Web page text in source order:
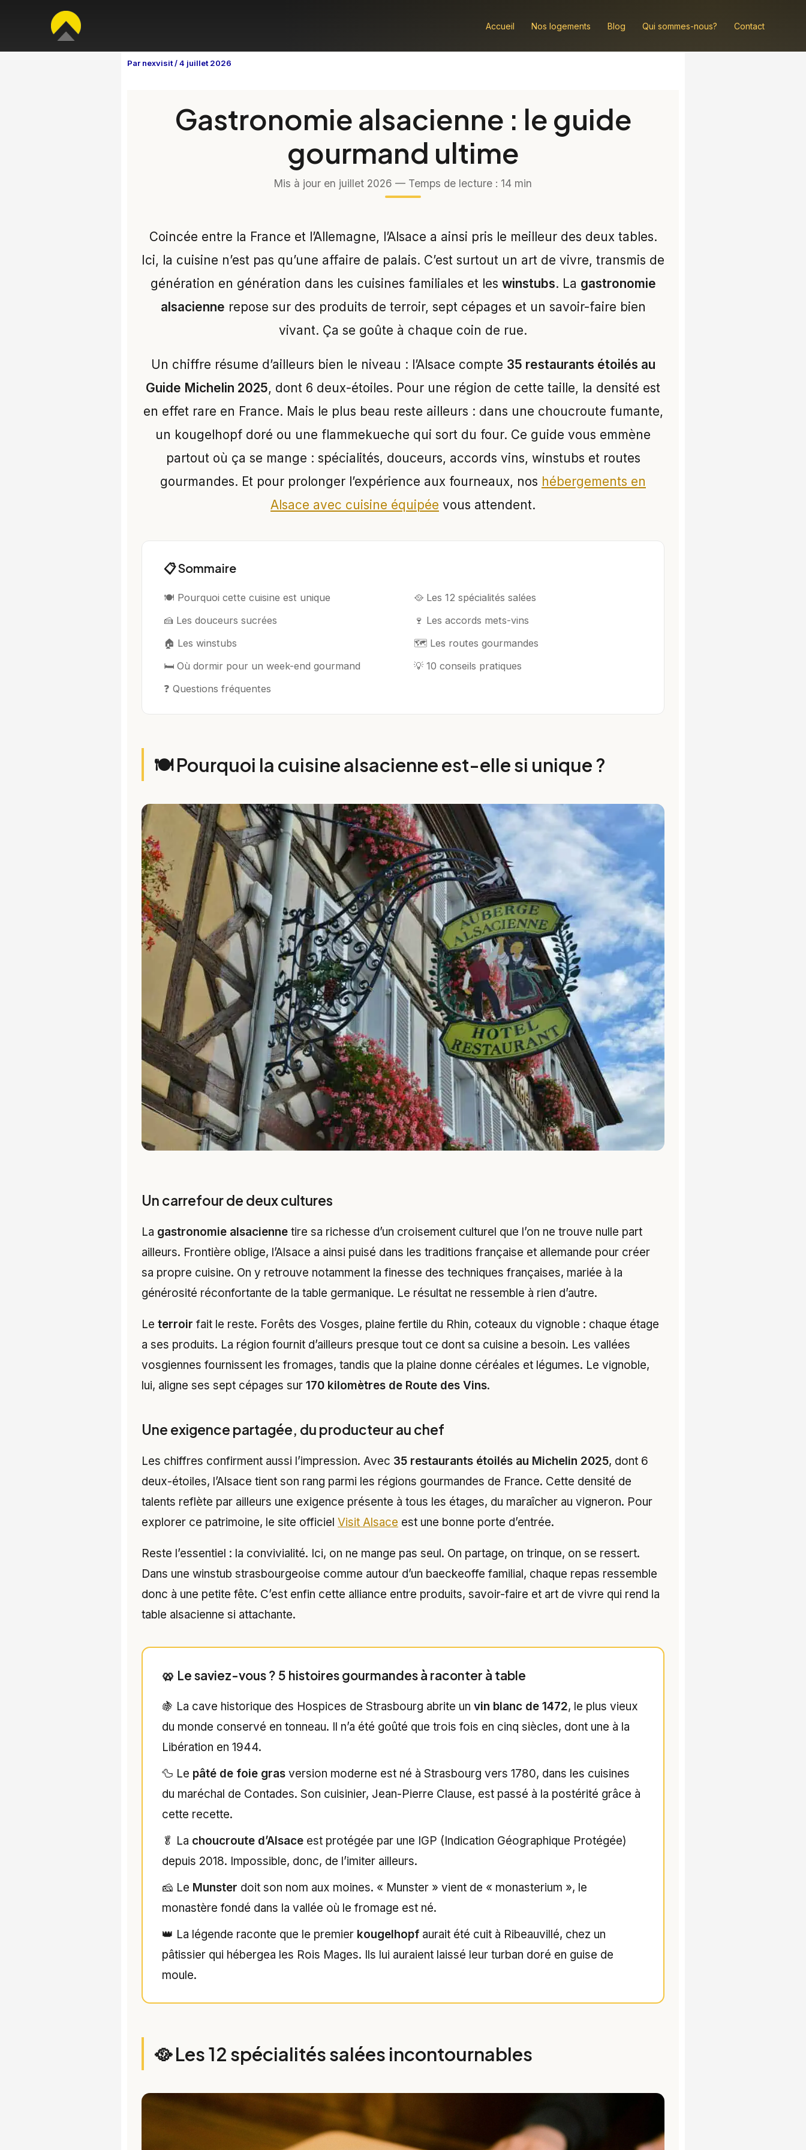
Accueil Nos logements Blog Qui sommes-nous? Contact
Par nexvisit/4 juillet 2026
Gastronomie alsacienne : le guide
gourmand ultime
Mis à jour en juillet 2026 — Temps de lecture : 14 min
Coincée entre la France et l’Allemagne, l’Alsace a ainsi pris le meilleur des deux tables.
Ici, la cuisine n’est pas qu’une affaire de palais. C’est surtout un art de vivre, transmis de
génération en génération dans les cuisines familiales et les winstubs. La gastronomie
alsacienne repose sur des produits de terroir, sept cépages et un savoir-faire bien
vivant. Ça se goûte à chaque coin de rue.
Un chiffre résume d’ailleurs bien le niveau : l’Alsace compte 35 restaurants étoilés au
Guide Michelin 2025, dont 6 deux-étoiles. Pour une région de cette taille, la densité est
en effet rare en France. Mais le plus beau reste ailleurs : dans une choucroute fumante,
un kougelhopf doré ou une flammekueche qui sort du four. Ce guide vous emmène
partout où ça se mange : spécialités, douceurs, accords vins, winstubs et routes
gourmandes. Et pour prolonger l’expérience aux fourneaux, nos hébergements en
Alsace avec cuisine équipée vous attendent.
📋 Sommaire
🍽️ Pourquoi cette cuisine est unique
🥘 Les 12 spécialités salées
🍰 Les douceurs sucrées
🍷 Les accords mets-vins
🏠 Les winstubs
🗺️ Les routes gourmandes
🛏️ Où dormir pour un week-end gourmand
💡 10 conseils pratiques
❓ Questions fréquentes
🍽️ Pourquoi la cuisine alsacienne est-elle si unique ?
Un carrefour de deux cultures
La gastronomie alsacienne tire sa richesse d’un croisement culturel que l’on ne trouve nulle part
ailleurs. Frontière oblige, l’Alsace a ainsi puisé dans les traditions française et allemande pour créer
sa propre cuisine. On y retrouve notamment la finesse des techniques françaises, mariée à la
générosité réconfortante de la table germanique. Le résultat ne ressemble à rien d’autre.
Le terroir fait le reste. Forêts des Vosges, plaine fertile du Rhin, coteaux du vignoble : chaque étage
a ses produits. La région fournit d’ailleurs presque tout ce dont sa cuisine a besoin. Les vallées
vosgiennes fournissent les fromages, tandis que la plaine donne céréales et légumes. Le vignoble,
lui, aligne ses sept cépages sur 170 kilomètres de Route des Vins.
Une exigence partagée, du producteur au chef
Les chiffres confirment aussi l’impression. Avec 35 restaurants étoilés au Michelin 2025, dont 6
deux-étoiles, l’Alsace tient son rang parmi les régions gourmandes de France. Cette densité de
talents reflète par ailleurs une exigence présente à tous les étages, du maraîcher au vigneron. Pour
explorer ce patrimoine, le site officiel Visit Alsace est une bonne porte d’entrée.
Reste l’essentiel : la convivialité. Ici, on ne mange pas seul. On partage, on trinque, on se ressert.
Dans une winstub strasbourgeoise comme autour d’un baeckeoffe familial, chaque repas ressemble
donc à une petite fête. C’est enfin cette alliance entre produits, savoir-faire et art de vivre qui rend la
table alsacienne si attachante.
🥨 Le saviez-vous ? 5 histoires gourmandes à raconter à table
🍇 La cave historique des Hospices de Strasbourg abrite un vin blanc de 1472, le plus vieux
du monde conservé en tonneau. Il n’a été goûté que trois fois en cinq siècles, dont une à la
Libération en 1944.
🦆 Le pâté de foie gras version moderne est né à Strasbourg vers 1780, dans les cuisines
du maréchal de Contades. Son cuisinier, Jean-Pierre Clause, est passé à la postérité grâce à
cette recette.
🥬 La choucroute d’Alsace est protégée par une IGP (Indication Géographique Protégée)
depuis 2018. Impossible, donc, de l’imiter ailleurs.
🧀 Le Munster doit son nom aux moines. « Munster » vient de « monasterium », le
monastère fondé dans la vallée où le fromage est né.
👑 La légende raconte que le premier kougelhopf aurait été cuit à Ribeauvillé, chez un
pâtissier qui hébergea les Rois Mages. Ils lui auraient laissé leur turban doré en guise de
moule.
🥘 Les 12 spécialités salées incontournables